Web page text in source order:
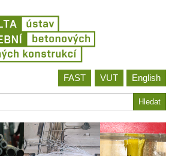
FAST VUT
English
Hledat